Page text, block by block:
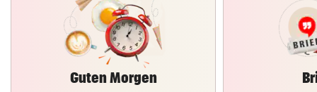
Guten Morgen